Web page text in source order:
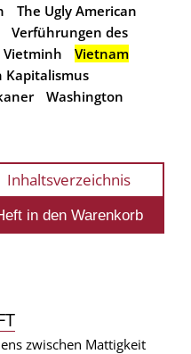
The Ugly American
Verführungen des
Vietminh
Vietnam
Kapitalismus
Washington
Inhaltsverzeichnis
zwischen Mattigkeit